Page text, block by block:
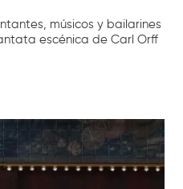
músicos y bailarines
escénica de Carl Orff